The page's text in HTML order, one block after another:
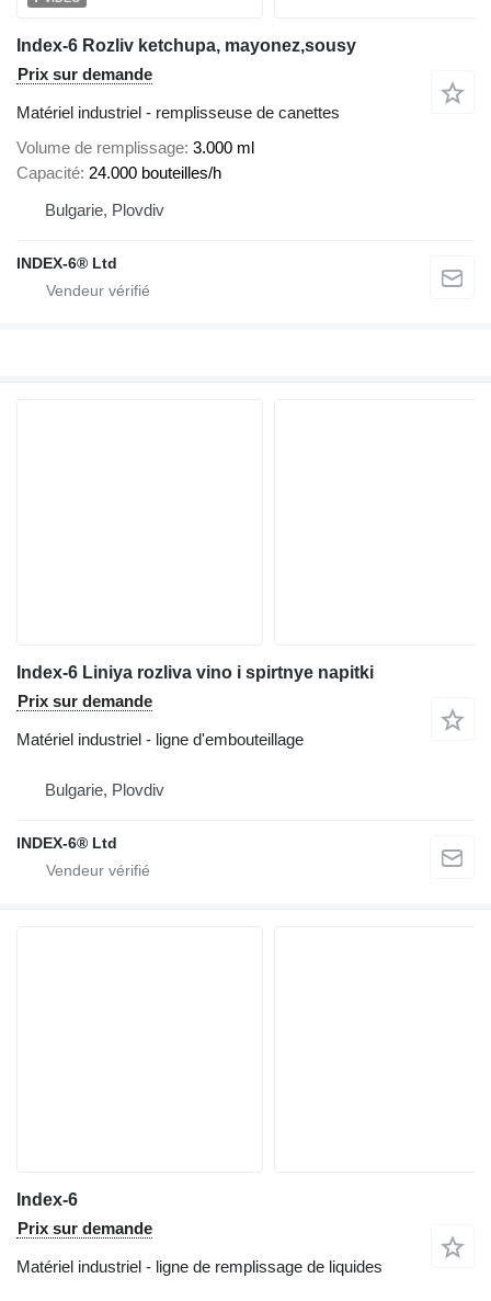
Index-6 Rozliv ketchupa, mayonez,sousy
Prix sur demande
Matériel industriel - remplisseuse de canettes
Volume de remplissage 3.000 ml
Capacité 24.000 bouteilles/h
Bulgarie, Plovdiv
INDEX-6® Ltd
Index-6 Liniya rozliva vino i spirtnye napitki
Prix sur demande
Matériel industriel - ligne d'embouteillage
Bulgarie, Plovdiv
INDEX-6® Ltd
Index-6
Prix sur demande
Matériel industriel - ligne de remplissage de liquides